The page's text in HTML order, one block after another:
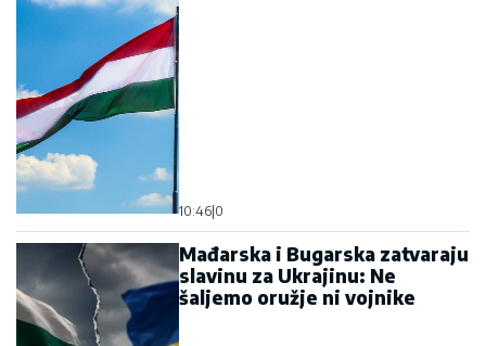
10:46|0
Mađarska i Bugarska zatvaraju
slavinu za Ukrajinu: Ne
šaljemo oružje ni vojnike